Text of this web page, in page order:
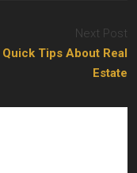
Next Post
Quick Tips About Real
Estate